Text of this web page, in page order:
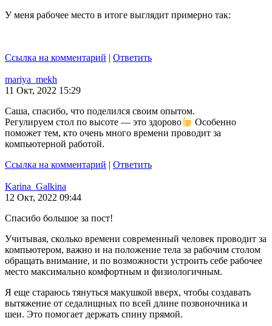
У меня рабочее место в итоге выглядит примерно так:
Ссылка на комментарий | Ответить
mariya_mekh
11 Окт, 2022 15:29
Саша, спасибо, что поделился своим опытом.
Регулируем стол по высоте — это здорово
Особенно
поможет тем, кто очень много времени проводит за
компьютерной работой.
Ссылка на комментарий | Ответить
Karina_Galkina
12 Окт, 2022 09:44
Спасибо большое за пост!
Учитывая, сколько времени современный человек проводит за
компьютером, важно и на положение тела за рабочим столом
обращать внимание, и по возможности устроить себе рабочее
место максимально комфортным и физиологичным.
Я еще стараюсь тянуться макушкой вверх, чтобы создавать
вытяжение от седалищных по всей длине позвоночника и
шеи. Это помогает держать спину прямой.